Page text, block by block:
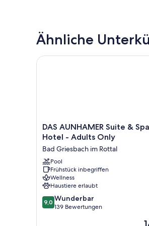
Ähnliche
DAS
AUNHAMER
&
Spa
Hotel
-
Adults
Only
Bad
DAS AUNHAMER Suite & Spa
Hotel - Adults Only
Bad Griesbach im Rottal
Pool
Frühstück inbegriffen
Wellness
Haustiere erlaubt
9.0
von
9,0 Wunderbar
139 Bewertungen
DAS AUNHAMER Suite & Spa